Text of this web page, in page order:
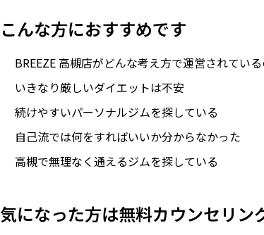
こんな方におすすめです
BREEZE 高槻店がどんな考え方で運営されてい
いきなり厳しいダイエットは不安
続けやすいパーソナルジムを探している
自己流では何をすればいいか分からなかった
高槻で無理なく通えるジムを探している
気になった方は無料カウンセリン